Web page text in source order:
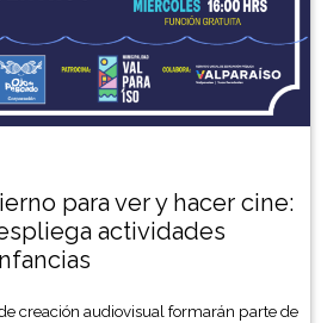
para ver y hacer cine:
actividades
creación audiovisual formarán parte de